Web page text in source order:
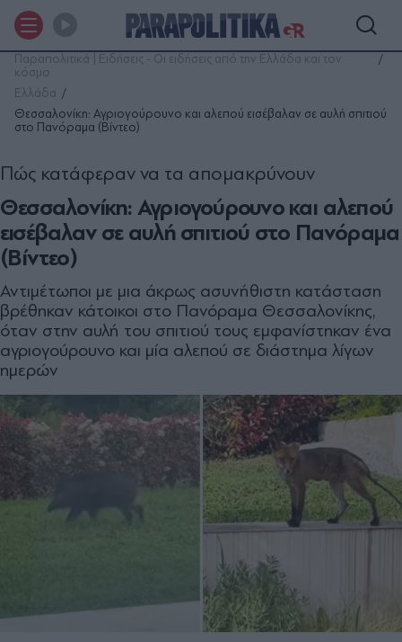
Παραπολιτικά | Ειδήσεις - Οι ειδήσεις από την Ελλάδα και τον
κόσμο
Ελλάδα
Θεσσαλονίκη: Αγριογούρουνο και αλεπού εισέβαλαν σε αυλή σπιτιού
στο Πανόραμα (Βίντεο)
Θεσσαλονίκη: Αγριογούρουνο και αλεπού
εισέβαλαν σε αυλή σπιτιού στο Πανόραμα
(Βίντεο)
Πώς κατάφεραν να τα απομακρύνουν
Αντιμέτωποι με μια άκρως ασυνήθιστη κατάσταση
βρέθηκαν κάτοικοι στο Πανόραμα Θεσσαλονίκης,
όταν στην αυλή του σπιτιού τους εμφανίστηκαν ένα
αγριογούρουνο και μία αλεπού σε διάστημα λίγων
ημερών